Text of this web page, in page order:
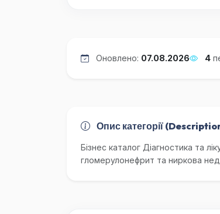
Оновлено: 07.08.2026 4
Опис категорії
Бізнес каталог Діагностика та
гломерулонефрит та ниркова